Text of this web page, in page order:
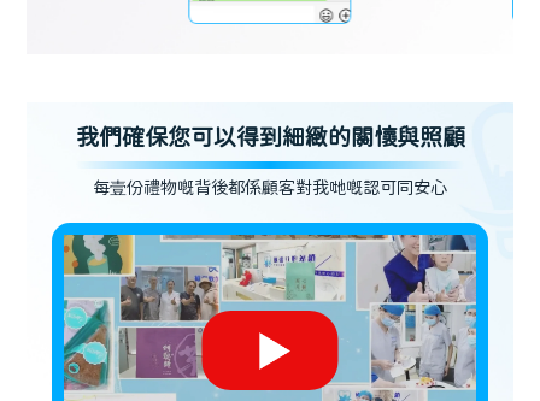
我們確保您可以得到細緻的關懷與照顧
每壹份禮物嘅背後都係顧客對我哋嘅認可同安心